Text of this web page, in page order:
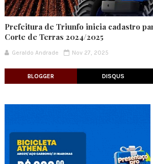
Prefeitura de Triunfo inicia cadastro
Corte de Terras 2024/2025
Geraldo Andrade Nov 27, 2025
BLOGGER DISQUS